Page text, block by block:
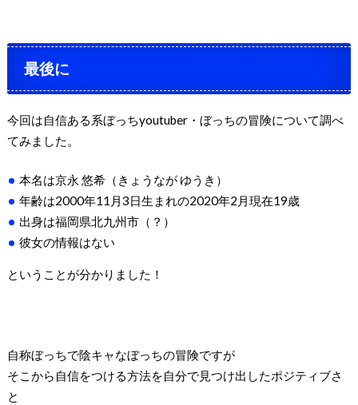
最後に
今回は自信ある系ぼっちyoutuber・ぼっちの冒険について調べ
てみました。
本名は京永 悠希（きょうなが ゆうき）
年齢は2000年11 月3日生まれの2020年2 月現在19歳
出身は福岡県北九州市（？）
彼女の情報はない
ということが分かりました！
自称ぼっちで陰キャなぼっちの冒険ですが
そこから自信をつける方法を自分で見つけ出したポジティブさ
と